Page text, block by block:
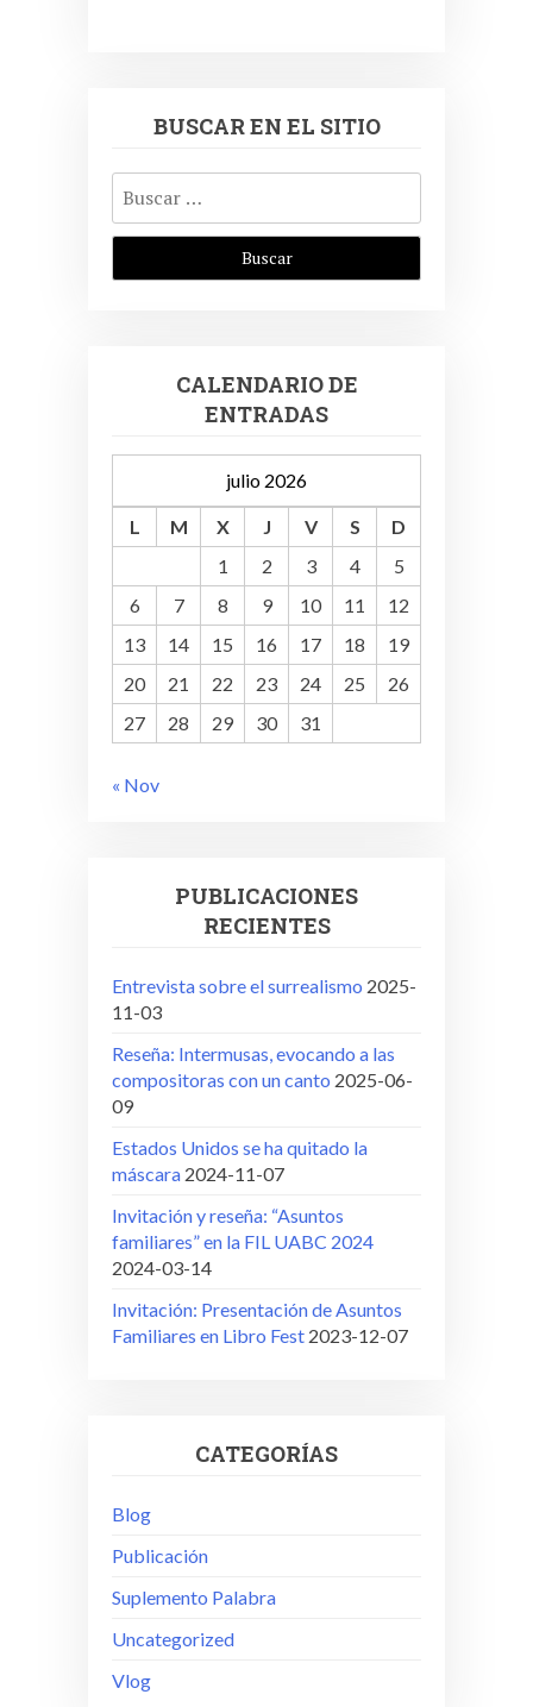
BUSCAR EN EL SITIO
Buscar:
CALENDARIO DE
ENTRADAS
julio 2026
L M X J V S
D
1
2 3 4
5
6
7 8 9 10 11
12
13
14 15 16 17 18
19
20
21 22 23 24 25
26
27
28 29 30 31
« Nov
PUBLICACIONES
RECIENTES
Entrevista sobre el surrealismo 2025-
11-03
Reseña: Intermusas, evocando a las
compositoras con un canto 2025-06-
09
Estados Unidos se ha quitado la
máscara 2024-11-07
Invitación y reseña: “Asuntos
familiares” en la FIL UABC 2024
2024-03-14
Invitación: Presentación de Asuntos
Familiares en Libro Fest 2023-12-07
CATEGORÍAS
Blog
Publicación
Suplemento Palabra
Uncategorized
Vlog